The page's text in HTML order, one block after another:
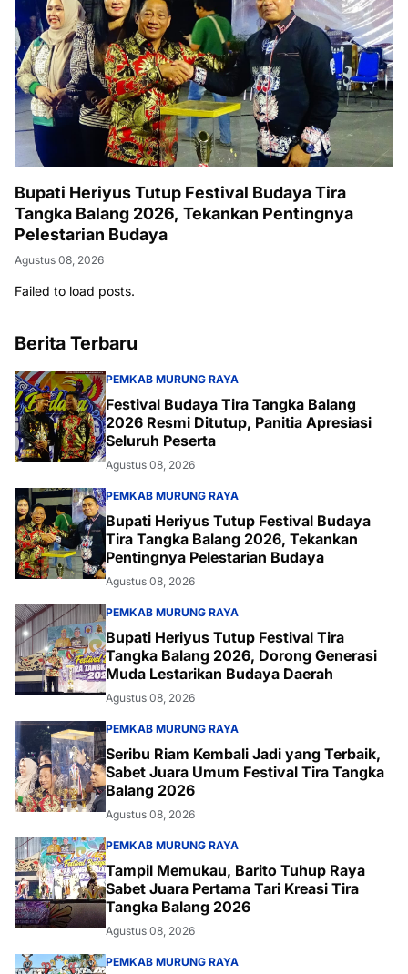
Bupati Heriyus Tutup Festival Budaya Tira
Tangka Balang 2026, Tekankan Pentingnya
Pelestarian Budaya
Agustus 08, 2026
Failed to load posts.
Berita Terbaru
PEMKAB MURUNG RAYA
Festival Budaya Tira Tangka Balang
2026 Resmi Ditutup, Panitia Apresiasi
Seluruh Peserta
Agustus 08, 2026
PEMKAB MURUNG RAYA
Bupati Heriyus Tutup Festival Budaya
Tira Tangka Balang 2026, Tekankan
Pentingnya Pelestarian Budaya
Agustus 08, 2026
PEMKAB MURUNG RAYA
Bupati Heriyus Tutup Festival Tira
Tangka Balang 2026, Dorong Generasi
Muda Lestarikan Budaya Daerah
Agustus 08, 2026
PEMKAB MURUNG RAYA
Seribu Riam Kembali Jadi yang Terbaik,
Sabet Juara Umum Festival Tira Tangka
Balang 2026
Agustus 08, 2026
PEMKAB MURUNG RAYA
Tampil Memukau, Barito Tuhup Raya
Sabet Juara Pertama Tari Kreasi Tira
Tangka Balang 2026
Agustus 08, 2026
PEMKAB MURUNG RAYA